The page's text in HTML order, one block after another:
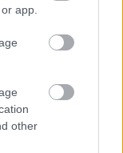
app.
other